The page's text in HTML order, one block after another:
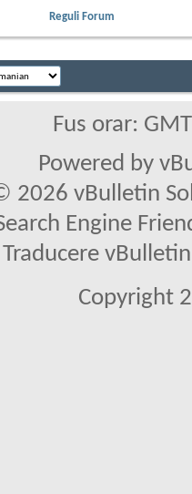
Reguli Forum
Fus orar:
Powered by
2026 vBulletin
Engine
Traducere
Copyright